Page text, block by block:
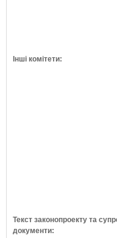
Інші комітети:
Текст законопроекту та
документи: